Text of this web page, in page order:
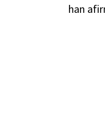
han